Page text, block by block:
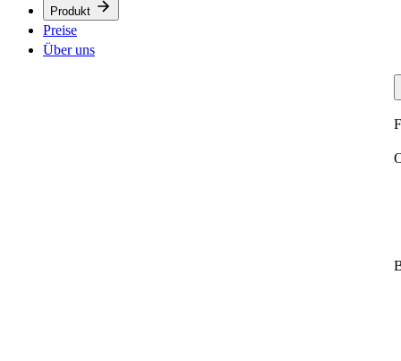
Produkt
Preise
Über uns